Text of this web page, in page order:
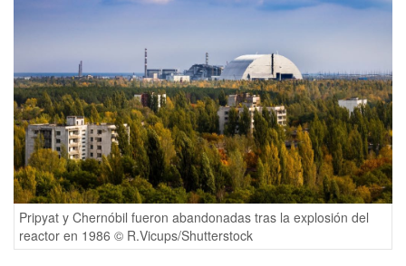
Pripyat y Chernóbil fueron abandonadas tras la explosión del
reactor en 1986 © R.Vicups/Shutterstock